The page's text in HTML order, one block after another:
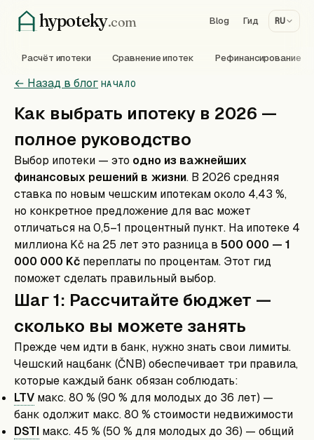
hypoteky.com Blog Гид RU
Расчёт ипотеки Сравнение ипотек Рефинансирование
← Назад в блог НАЧАЛО
Как выбрать ипотеку в 2026 —
полное руководство
Выбор ипотеки — это одно из важнейших
финансовых решений в жизни. В 2026 средняя
ставка по новым чешским ипотекам около 4,43 %,
но конкретное предложение для вас может
отличаться на 0,5–1 процентный пункт. На ипотеке 4
миллиона Kč на 25 лет это разница в 500 000 — 1
000 000 Kč переплаты по процентам. Этот гид
поможет сделать правильный выбор.
Шаг 1: Рассчитайте бюджет —
сколько вы можете занять
Прежде чем идти в банк, нужно знать свои лимиты.
Чешский нацбанк (ČNB) обеспечивает три правила,
которые каждый банк обязан соблюдать:
LTV макс. 80 % (90 % для молодых до 36 лет) —
банк одолжит макс. 80 % стоимости недвижимости
DSTI макс. 45 % (50 % для молодых до 36) — общий